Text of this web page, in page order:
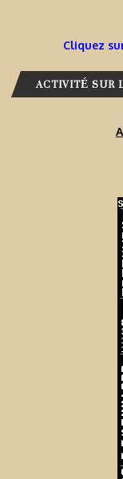
Cliquez
ACTIVITÉ SUR